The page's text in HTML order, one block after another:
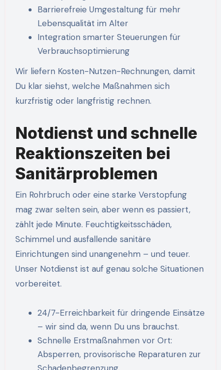
Barrierefreie Umgestaltung für mehr
Lebensqualität im Alter
Integration smarter Steuerungen für
Verbrauchsoptimierung
Wir liefern Kosten-Nutzen-Rechnungen, damit
Du klar siehst, welche Maßnahmen sich
kurzfristig oder langfristig rechnen.
Notdienst und schnelle
Reaktionszeiten bei
Sanitärproblemen
Ein Rohrbruch oder eine starke Verstopfung
mag zwar selten sein, aber wenn es passiert,
zählt jede Minute. Feuchtigkeitsschäden,
Schimmel und ausfallende sanitäre
Einrichtungen sind unangenehm – und teuer.
Unser Notdienst ist auf genau solche Situationen
vorbereitet.
24/7-Erreichbarkeit für dringende Einsätze
– wir sind da, wenn Du uns brauchst.
Schnelle Erstmaßnahmen vor Ort:
Absperren, provisorische Reparaturen zur